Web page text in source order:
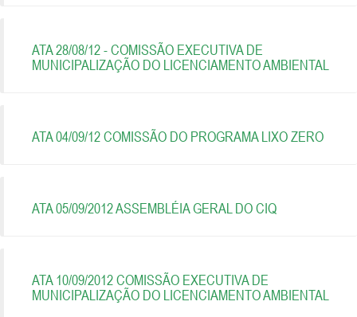
ATA 28/08/12 - COMISSÃO EXECUTIVA DE
MUNICIPALIZAÇÃO DO LICENCIAMENTO AMBIENTAL
ATA 04/09/12 COMISSÃO DO PROGRAMA LIXO ZERO
ATA 05/09/2012 ASSEMBLÉIA GERAL DO CIQ
ATA 10/09/2012 COMISSÃO EXECUTIVA DE
MUNICIPALIZAÇÃO DO LICENCIAMENTO AMBIENTAL